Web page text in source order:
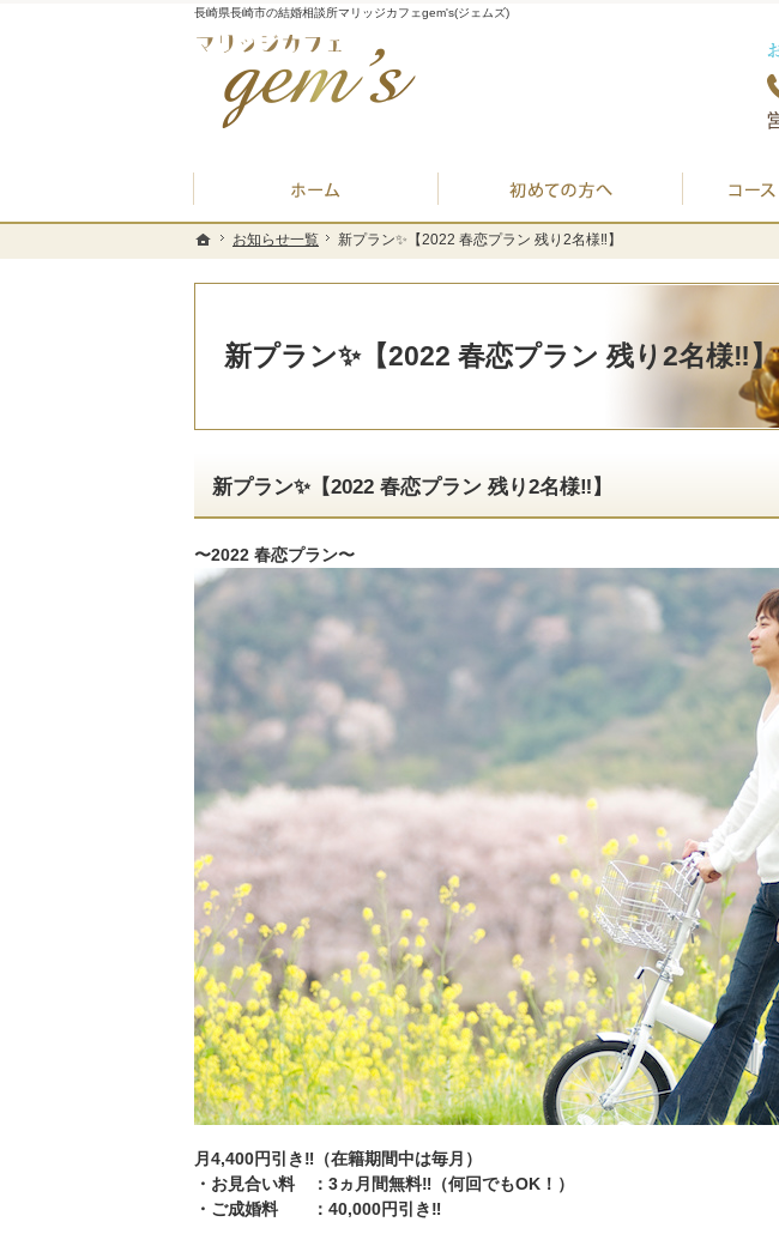
ホーム
お知らせ一覧 新プラン✨【2022 春恋プラン 残り2名様‼️】
新プラン✨【2022 春恋プラン 残り2名様‼️】
長崎県長崎市の結婚相談所マリッジカフェgem's(ジェムズ)
新プラン✨【2022 春恋プラン 残り2名様‼️】
〜2022 春恋プラン〜
月4,400円引き‼️（在籍期間中は毎月）
・お見合い料 ：3ヵ月間無料‼️（何回でもOK！）
・ご成婚料 ：40,000円引き‼️
ホーム
お知らせ一覧 新プラン✨【2022 春恋プラン 残り2名様‼️】